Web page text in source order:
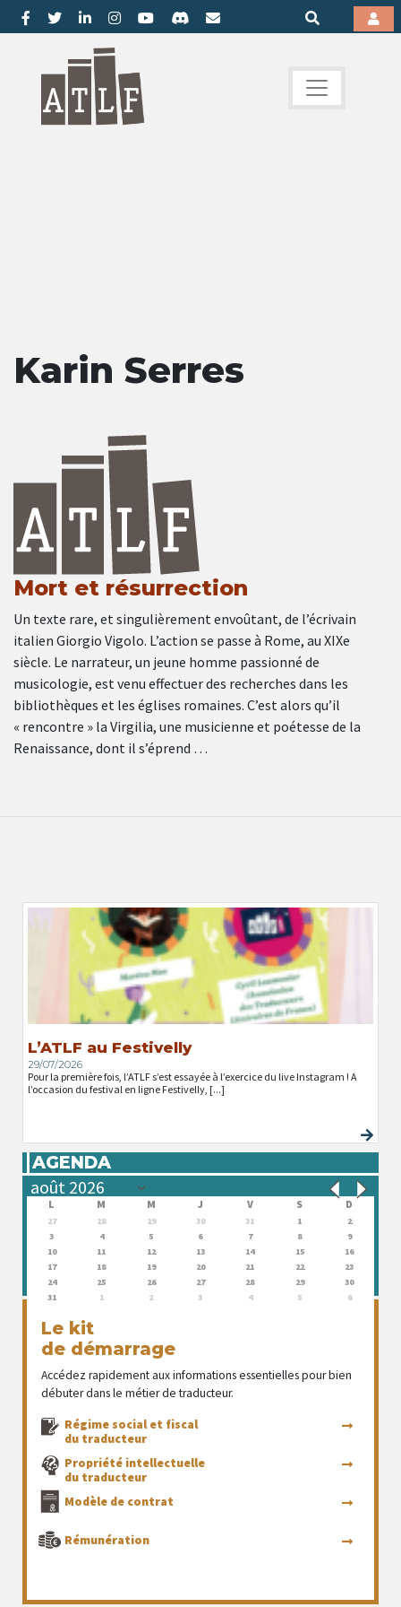
Karin Serres
Mort et résurrection
Un texte rare, et singulièrement envoûtant, de l’écrivain
italien Giorgio Vigolo. L’action se passe à Rome, au XIXe
siècle. Le narrateur, un jeune homme passionné de
musicologie, est venu effectuer des recherches dans les
bibliothèques et les églises romaines. C’est alors qu’il
« rencontre » la Virgilia, une musicienne et poétesse de la
Renaissance, dont il s’éprend …
L’ATLF au Festivelly
29/07/2026
Pour la première fois, l’ATLF s’est essayée à l’exercice du live Instagram ! A
l’occasion du festival en ligne Festivelly, [...]
AGENDA
L M M J V S D
27 28 29 30 31 1
2
3
4 5 6 7 8
9
10
11 12 13 14 15
16
17
18 19 20 21 22
23
24
25 26 27 28 29
30
31
1 2 3 4 5 6
Le kit
de démarrage
Accédez rapidement aux informations essentielles pour bien
débuter dans le métier de traducteur.
Régime social et fiscal
du traducteur
Propriété intellectuelle
du traducteur
Modèle de contrat
Rémunération